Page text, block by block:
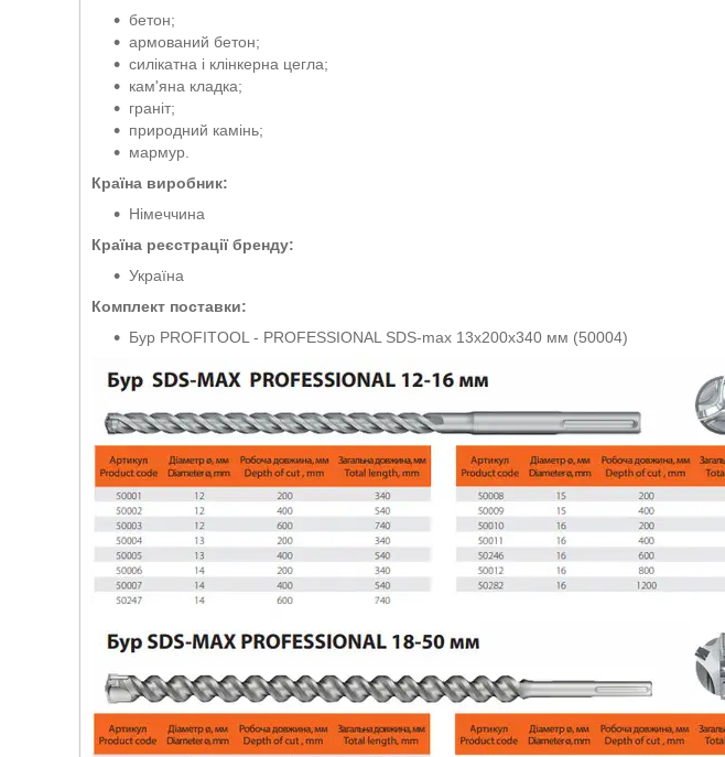
бетон;
армований бетон;
силікатна і клінкерна цегла;
кам'яна кладка;
граніт;
природний камінь;
мармур.
Країна виробник:
Німеччина
Країна реєстрації бренду:
Україна
Комплект поставки:
Бур PROFITOOL - PROFESSIONAL SDS-max 13х200х340 мм (50004)